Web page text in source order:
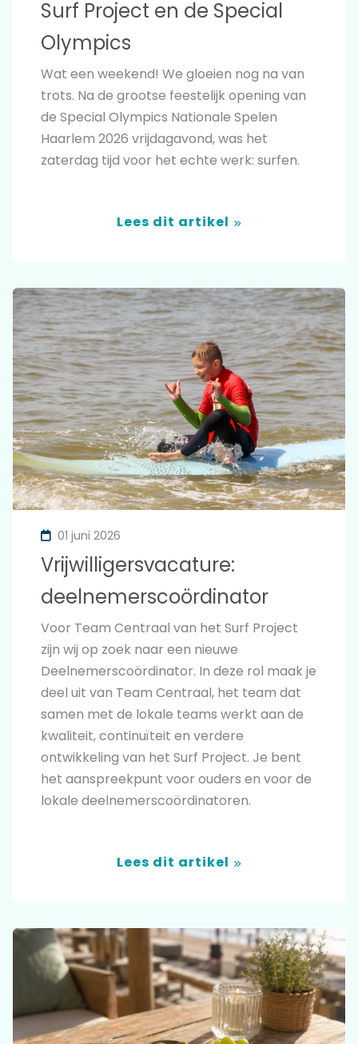
Surf Project en de Special
Olympics
Wat een weekend! We gloeien nog na van
trots. Na de grootse feestelijk opening van
de Special Olympics Nationale Spelen
Haarlem 2026 vrijdagavond, was het
zaterdag tijd voor het echte werk: surfen.
Lees dit artikel
Vrijwilligersvacature:
deelnemerscoördinator
01 juni 2026
Voor Team Centraal van het Surf Project
zijn wij op zoek naar een nieuwe
Deelnemerscoördinator. In deze rol maak je
deel uit van Team Centraal, het team dat
samen met de lokale teams werkt aan de
kwaliteit, continuïteit en verdere
ontwikkeling van het Surf Project. Je bent
het aanspreekpunt voor ouders en voor de
lokale deelnemerscoördinatoren.
Lees dit artikel